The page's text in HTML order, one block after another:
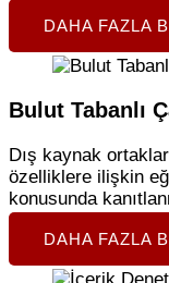
DAHA FAZLA
Bulut Tabanlı
Dış kaynak
özelliklere ilişkin
konusunda
DAHA FAZLA